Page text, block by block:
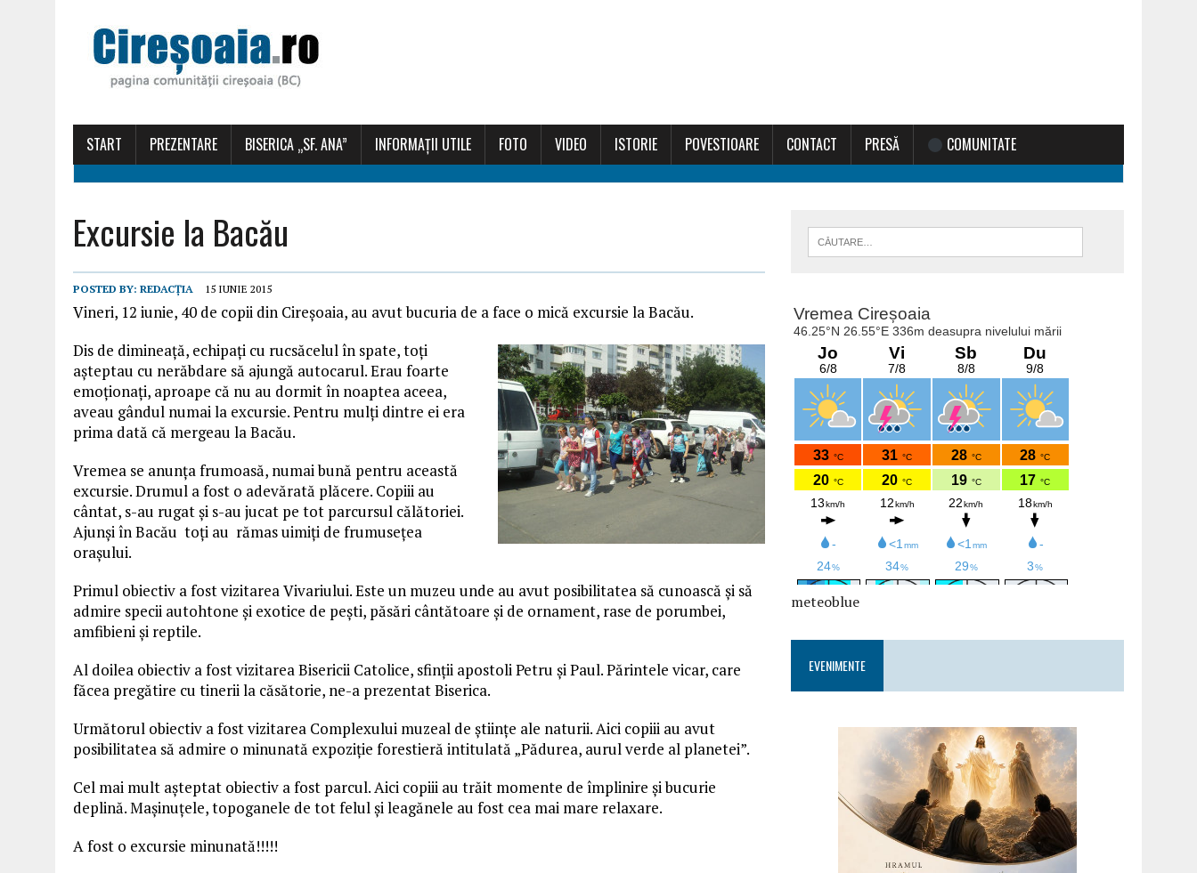
START PREZENTARE BISERICA „SF. ANA” INFORMAȚII UTILE FOTO VIDEO ISTORIE POVESTIOARE CONTACT PRESĂ COMUNITATE
Excursie la Bacău
POSTED BY: REDACȚIA 15 IUNIE 2015
Vineri, 12 iunie, 40 de copii din Cireșoaia, au avut bucuria de a face o mică excursie la Bacău.
Dis de dimineață, echipaţi cu rucsăcelul în spate, toți
așteptau cu nerăbdare să ajungă autocarul. Erau foarte
emoționați, aproape că nu au dormit în noaptea aceea,
aveau gândul numai la excursie. Pentru mulți dintre ei era
prima dată că mergeau la Bacău.
Vremea se anunţa frumoasă, numai bună pentru această
excursie. Drumul a fost o adevărată plăcere. Copiii au
cântat, s-au rugat și s-au jucat pe tot parcursul călătoriei.
Ajunși în Bacău toți au rămas uimiți de frumusețea
orașului.
Primul obiectiv a fost vizitarea Vivariului. Este un muzeu unde au avut posibilitatea să cunoască și să
admire specii autohtone și exotice de pești, păsări cântătoare și de ornament, rase de porumbei,
amfibieni și reptile.
Al doilea obiectiv a fost vizitarea Bisericii Catolice, sfinții apostoli Petru și Paul. Părintele vicar, care
făcea pregătire cu tinerii la căsătorie, ne-a prezentat Biserica.
Următorul obiectiv a fost vizitarea Complexului muzeal de ştiinţe ale naturii. Aici copiii au avut
posibilitatea să admire o minunată expoziţie forestieră intitulată „Pădurea, aurul verde al planetei”.
Cel mai mult așteptat obiectiv a fost parcul. Aici copiii au trăit momente de împlinire și bucurie
deplină. Mașinuțele, topoganele de tot felul și leagănele au fost cea mai mare relaxare.
A fost o excursie minunată!!!!!
meteoblue
EVENIMENTE